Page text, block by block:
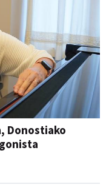
Donostiako